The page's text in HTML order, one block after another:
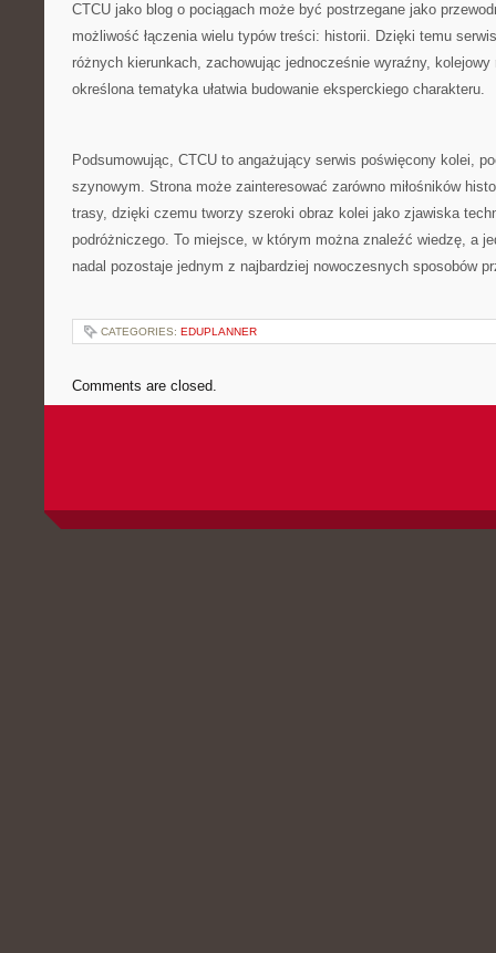
CTCU jako blog o pociągach może być postrzegane jako
możliwość łączenia wielu typów treści: historii. Dzięki temu
różnych kierunkach, zachowując jednocześnie wyraźny, kolejowy
określona tematyka ułatwia budowanie eksperckiego charakteru.
Podsumowując, CTCU to angażujący serwis poświęcony kolei,
szynowym. Strona może zainteresować zarówno miłośników
trasy, dzięki czemu tworzy szeroki obraz kolei jako zjawiska
podróżniczego. To miejsce, w którym można znaleźć wiedzę, a
nadal pozostaje jednym z najbardziej nowoczesnych sposobów
CATEGORIES: EDUPLANNER
Comments are closed.